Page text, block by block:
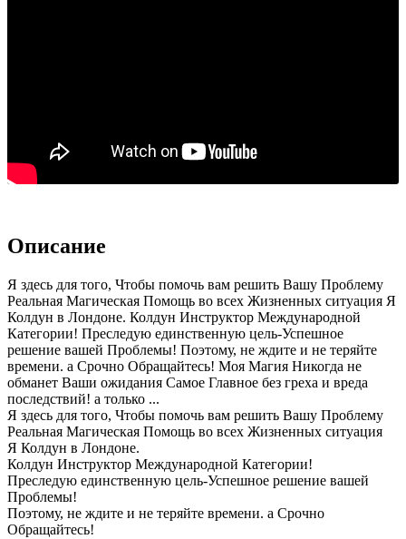
Описание
Я здесь для того, Чтобы помочь вам решить Вашу Проблему
Реальная Магическая Помощь во всех Жизненных ситуация Я
Колдун в Лондоне. Колдун Инструктор Международной
Категории! Преследую единственную цель-Успешное
решение вашей Проблемы! Поэтому, не ждите и не теряйте
времени. а Срочно Обращайтесь! Моя Магия Никогда не
обманет Ваши ожидания Самое Главное без греха и вреда
последствий! а только ...
Я здесь для того, Чтобы помочь вам решить Вашу Проблему
Реальная Магическая Помощь во всех Жизненных ситуация
Я Колдун в Лондоне.
Колдун Инструктор Международной Категории!
Преследую единственную цель-Успешное решение вашей
Проблемы!
Поэтому, не ждите и не теряйте времени. а Срочно
Обращайтесь!